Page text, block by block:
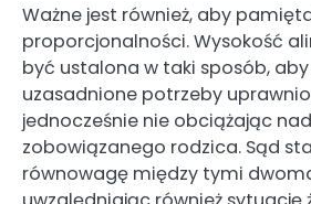
Ważne jest również, aby
proporcjonalności. Wysokość
być ustalona w taki sposób,
uzasadnione potrzeby
jednocześnie nie obciążając
zobowiązanego rodzica. Sąd
równowagę między tymi